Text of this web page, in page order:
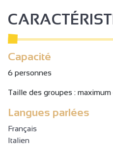
Capacité
6 personnes
Taille des groupes :
Langues parlées
Français
Italien